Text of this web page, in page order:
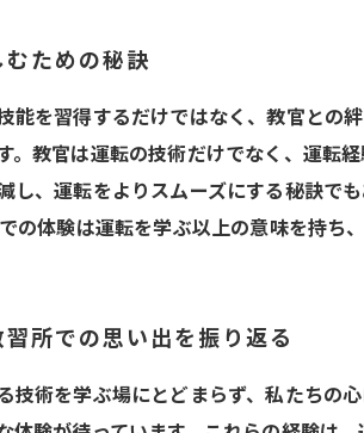
ための秘訣
能を習得するだけではなく、教官との
。教官は運転の技術だけでなく、運転
し、運転をよりスムーズにする秘訣で
の体験は運転を学ぶ以上の意味を持ち
所での思い出を振り返る
技術を学ぶ場にとどまらず、私たちの